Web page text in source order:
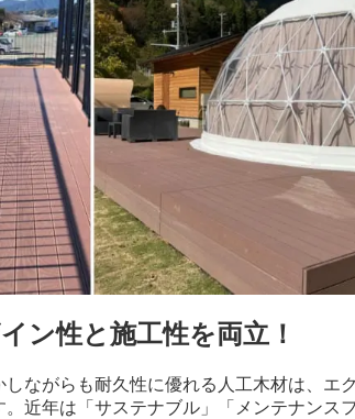
ン性と施工性を両立！
しながらも耐久性に優れる人工木材は、エ
近年は「サステナブル」「メンテナンス